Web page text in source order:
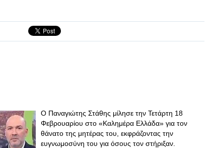
Ο Παναγιώτης Στάθης μίλησε την Τετάρτη 18
Φεβρουαρίου στο «Καλημέρα Ελλάδα» για τον
θάνατο της μητέρας του, εκφράζοντας την
ευγνωμοσύνη του για όσους τον στήριξαν.